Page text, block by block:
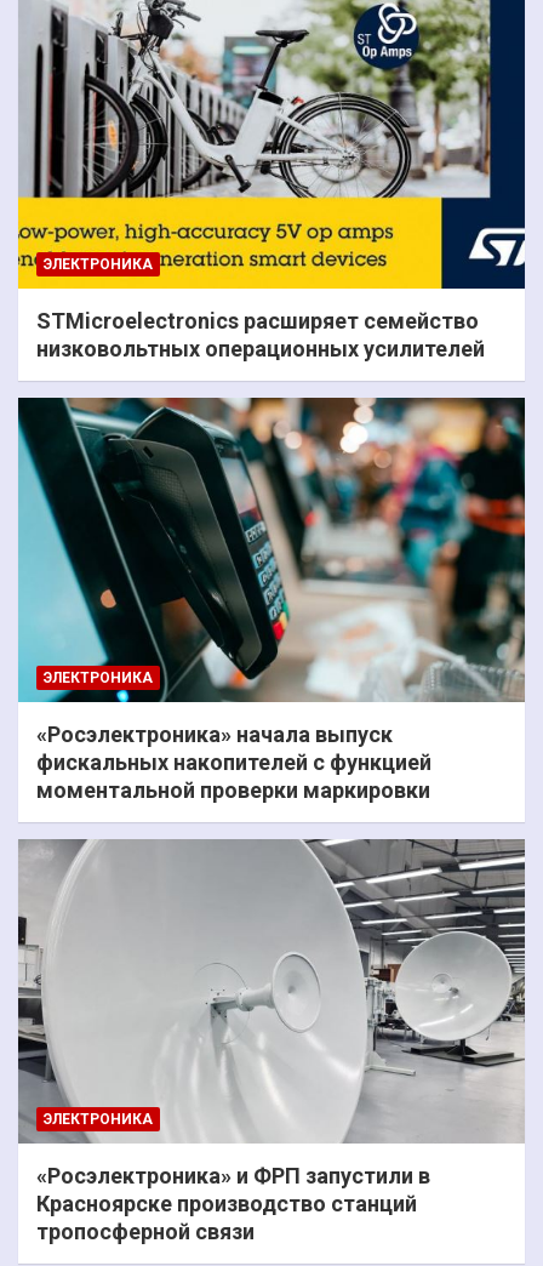
ЭЛЕКТРОНИКА
STMicroelectronics расширяет семейство
низковольтных операционных усилителей
ЭЛЕКТРОНИКА
«Росэлектроника» начала выпуск
фискальных накопителей с функцией
моментальной проверки маркировки
ЭЛЕКТРОНИКА
«Росэлектроника» и ФРП запустили в
Красноярске производство станций
тропосферной связи